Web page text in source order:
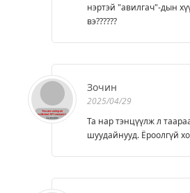
нэртэй "авилгач"-дын
вэ??????
Зочин
2025/04/29
Та нар тэнцүүлж л
шуудайнууд. Ёроолгүй